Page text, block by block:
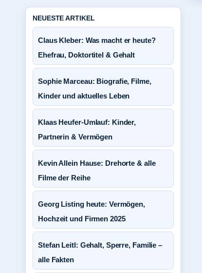
NEUESTE ARTIKEL
Claus Kleber: Was macht er heute?
Ehefrau, Doktortitel & Gehalt
Sophie Marceau: Biografie, Filme,
Kinder und aktuelles Leben
Klaas Heufer-Umlauf: Kinder,
Partnerin & Vermögen
Kevin Allein Hause: Drehorte & alle
Filme der Reihe
Georg Listing heute: Vermögen,
Hochzeit und Firmen 2025
Stefan Leitl: Gehalt, Sperre, Familie –
alle Fakten